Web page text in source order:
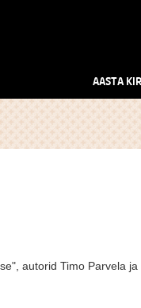
AASTA
autorid Timo Parvela ja